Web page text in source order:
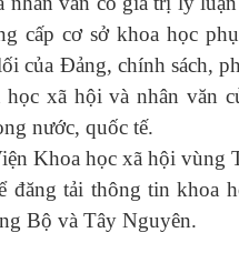
cấp cơ sở khoa học
của Đảng, chính sách,
xã hội và nhân văn
nước, quốc tế.
Khoa học xã hội vùng
tải thông tin khoa
Bộ và Tây Nguyên.